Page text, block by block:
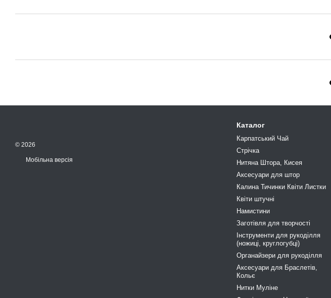
© 2026
Мобільна версія
Каталог
Карпатський Чай
Стрічка
Нитяна Штора, Кисея
Аксесуари для штор
Калина Тичинки Квіти Листки
Квіти штучні
Намистини
Заготівля для творчості
Інструменти для рукоділля
(ножиці, круглогубці)
Органайзери для рукоділля
Аксесуари для Браслетів,
Кольє
Нитки Муліне